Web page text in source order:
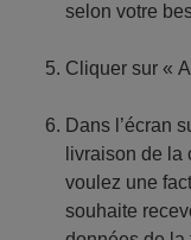
selon votre
Cliquer sur «
Dans l’écran
livraison de
voulez une
souhaite